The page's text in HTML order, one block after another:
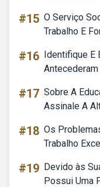
#15 O Serviço
Trabalho E
#16 Identifique E
#17 Sobre A
Assinale A
#18 Os
Trabalho
#19 Devido às
Possui Uma